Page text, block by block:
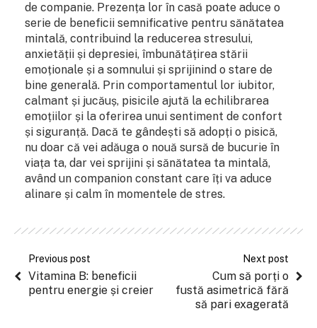
de companie. Prezența lor în casă poate aduce o
serie de beneficii semnificative pentru sănătatea
mintală, contribuind la reducerea stresului,
anxietății și depresiei, îmbunătățirea stării
emoționale și a somnului și sprijinind o stare de
bine generală. Prin comportamentul lor iubitor,
calmant și jucăuș, pisicile ajută la echilibrarea
emoțiilor și la oferirea unui sentiment de confort
și siguranță. Dacă te gândești să adopți o pisică,
nu doar că vei adăuga o nouă sursă de bucurie în
viața ta, dar vei sprijini și sănătatea ta mintală,
având un companion constant care îți va aduce
alinare și calm în momentele de stres.
Previous post
Vitamina B: beneficii
pentru energie și creier
Next post
Cum să porți o
fustă asimetrică fără
să pari exagerată